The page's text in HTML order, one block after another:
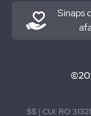
Sinaps
$$ | CUI: RO